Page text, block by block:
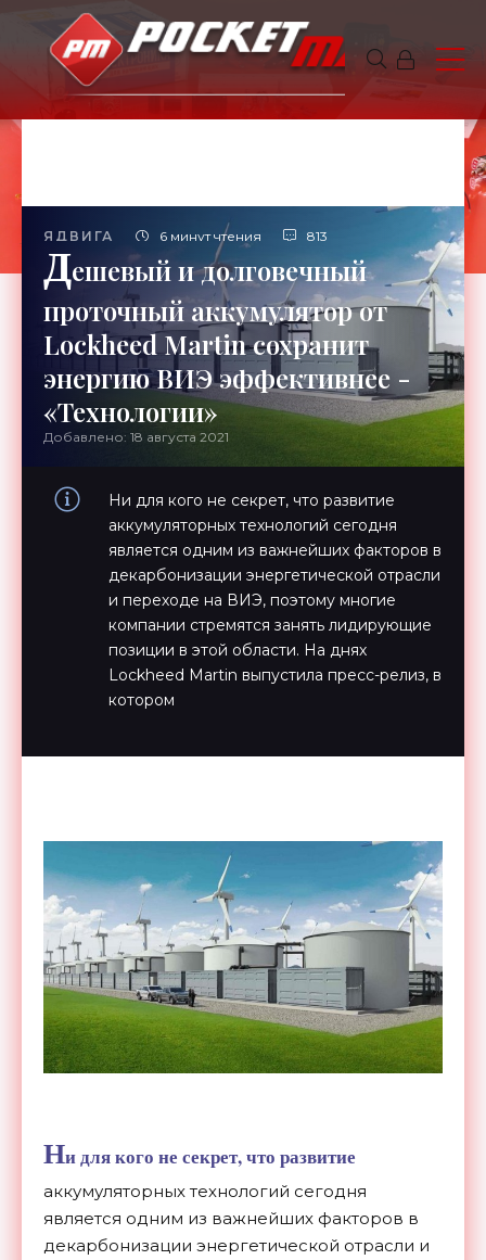
ЯДВИГА 6 минут чтения 813
Дешевый и долговечный
проточный аккумулятор от
Lockheed Martin сохранит
энергию ВИЭ эффективнее -
«Технологии»
Добавлено: 18 августа 2021
Ни для кого не секрет, что развитие
аккумуляторных технологий сегодня
является одним из важнейших факторов в
декарбонизации энергетической отрасли
и переходе на ВИЭ, поэтому многие
компании стремятся занять лидирующие
позиции в этой области. На днях
Lockheed Martin выпустила пресс-релиз, в
котором
Ни для кого не секрет, что развитие
аккумуляторных технологий сегодня
является одним из важнейших факторов в
декарбонизации энергетической отрасли и